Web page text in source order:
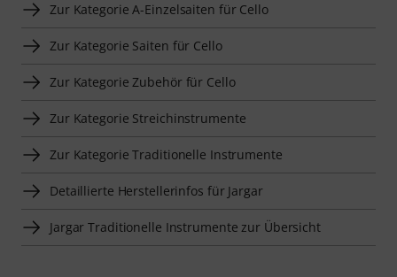
Zur Kategorie A-Einzelsaiten für Cello
Zur Kategorie Saiten für Cello
Zur Kategorie Zubehör für Cello
Zur Kategorie Streichinstrumente
Zur Kategorie Traditionelle Instrumente
Detaillierte Herstellerinfos für Jargar
Jargar Traditionelle Instrumente zur Übersicht